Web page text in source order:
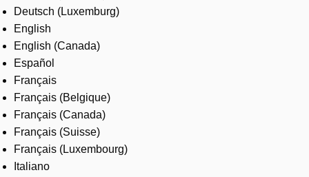
Contact us
Careers
Deutsch (Luxemburg)
English
English (Canada)
Español
Français
Français (Belgique)
Français (Canada)
Français (Suisse)
Français (Luxembourg)
Italiano